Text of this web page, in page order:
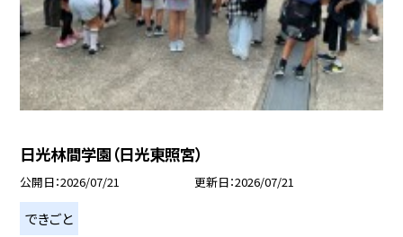
日光林間学園（日光東照宮）
公開日 2026/07/21 更新日 2026/07/21
できごと